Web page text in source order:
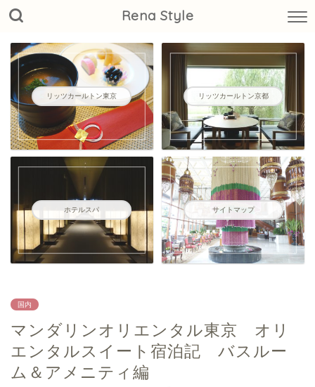
Rena Style
リッツカールトン東京 リッツカールトン京都
ホテルスパ サイトマップ
国内
マンダリンオリエンタル東京 オリ
エンタルスイート宿泊記 バスルー
ム＆アメニティ編